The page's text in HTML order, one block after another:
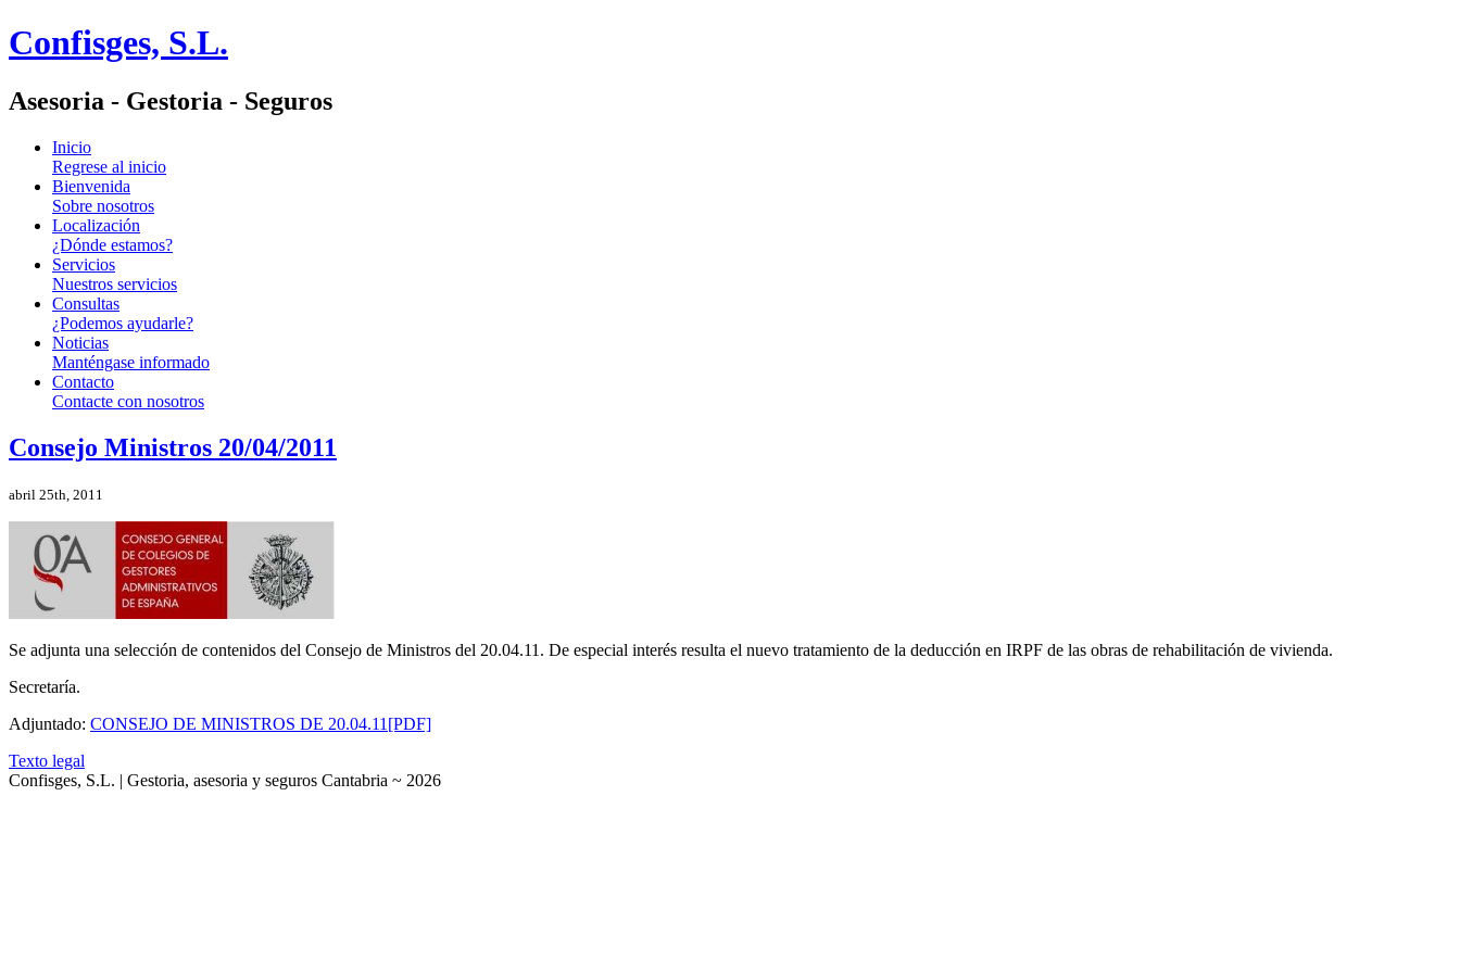
Confisges, S.L.
Asesoria - Gestoria - Seguros
Inicio
Regrese al inicio
Bienvenida
Sobre nosotros
Localización
¿Dónde estamos?
Servicios
Nuestros servicios
Consultas
¿Podemos ayudarle?
Noticias
Manténgase informado
Contacto
Contacte con nosotros
Consejo Ministros 20/04/2011
abril 25th, 2011
Se adjunta una selección de contenidos del Consejo de Ministros del 20.04.11. De especial interés resulta el nuevo tratamiento de la deducción en IRPF de las obras de rehabilitación de vivienda.
Secretaría.
Adjuntado: CONSEJO DE MINISTROS DE 20.04.11[PDF]
Texto legal
Confisges, S.L. | Gestoria, asesoria y seguros Cantabria ~ 2026